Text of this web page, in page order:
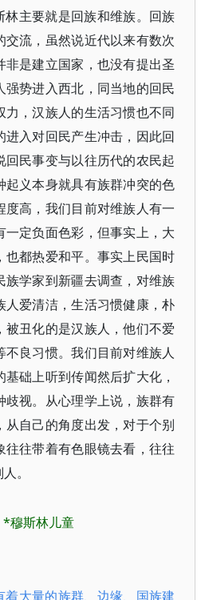
林主要就是回族和维族。回族
流，虽然说近代以来有数次
非是建立国家，也没有提出圣
势进入西北，同当地的回民
，汉族人的生活习惯也不同
入对回民产生冲击，因此回
民事变与以往历代的农民起
起义本身就具有族群冲突的色
高，我们目前对维族人有一
定负面色彩，但事实上，大
也都热爱和平。事实上民国时
族学家到新疆去调查，对维族
人爱清洁，生活习惯健康，朴
被丑化的是汉族人，他们不爱
良习惯。我们目前对维族人
础上听到传闻然后扩大化，
歧视。从心理学上说，族群有
自己的角度出发，对于个别
往带着有色眼镜去看，往往
。
*穆斯林儿童
着大量的族群、边缘、国族建